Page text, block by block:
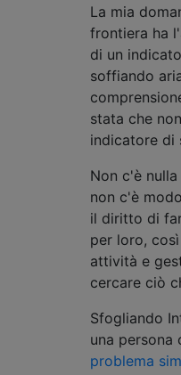
La mia
frontiera ha
di un
soffiando
stata che
indicatore di
Non c'è
non c'è
il diritto di
per loro,
attività e
cercare ciò
Sfogliando
una persona
problema